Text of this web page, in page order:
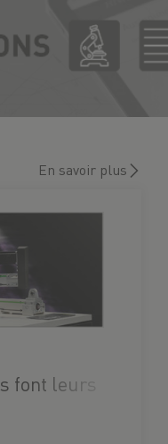
En savoir plus
font leurs